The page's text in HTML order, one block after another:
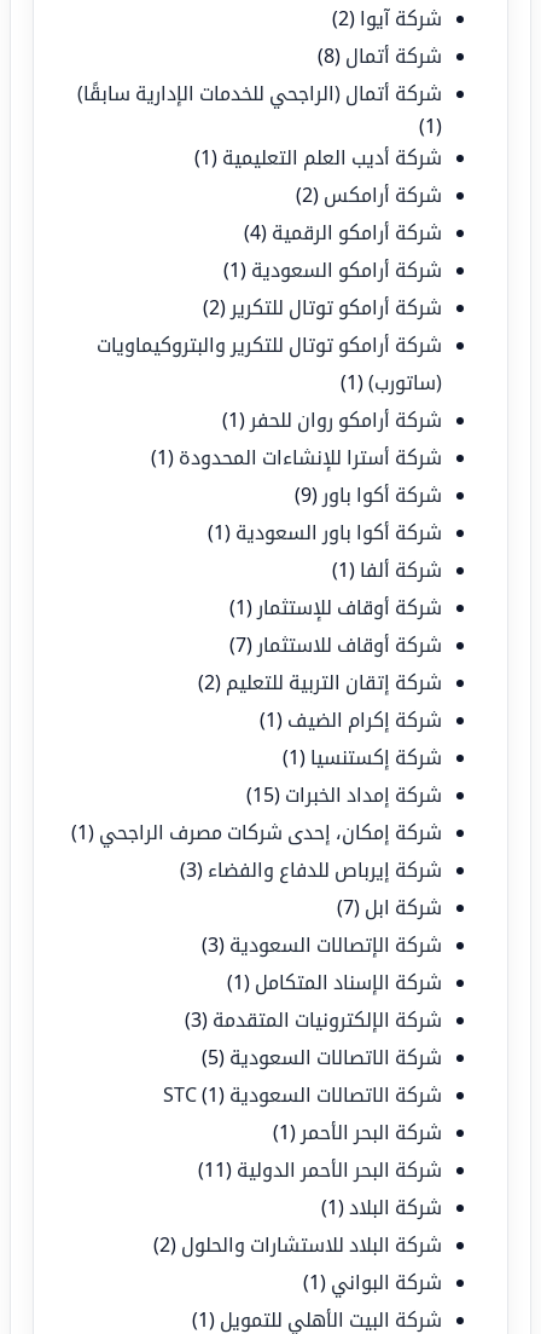
شركة آيوا (2)
شركة أتمال (8)
شركة أتمال (الراجحي للخدمات الإدارية سابقًا)
(1)
شركة أديب العلم التعليمية (1)
شركة أرامكس (2)
شركة أرامكو الرقمية (4)
شركة أرامكو السعودية (1)
شركة أرامكو توتال للتكرير (2)
شركة أرامكو توتال للتكرير والبتروكيماويات
(ساتورب)(1)
شركة أرامكو روان للحفر (1)
شركة أسترا للإنشاءات المحدودة (1)
شركة أكوا باور (9)
شركة أكوا باور السعودية (1)
شركة ألفا (1)
شركة أوقاف للإستثمار (1)
شركة أوقاف للاستثمار (7)
شركة إتقان التربية للتعليم (2)
شركة إكرام الضيف (1)
شركة إكستنسيا (1)
شركة إمداد الخبرات (15)
شركة إمكان، إحدى شركات مصرف الراجحي (1)
شركة إيرباص للدفاع والفضاء (3)
شركة ابل (7)
شركة الإتصالات السعودية (3)
شركة الإسناد المتكامل (1)
شركة الإلكترونيات المتقدمة (3)
شركة الاتصالات السعودية (5)
شركة الاتصالات السعودية STC (1)
شركة البحر الأحمر (1)
شركة البحر الأحمر الدولية (11)
شركة البلاد(1)
شركة البلاد للاستشارات والحلول (2)
شركة البواني (1)
شركة البيت الأهلي للتمويل (1)